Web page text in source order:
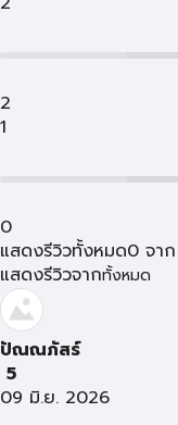
2
1
0
แสดงรีวิวทั้งหมด0 จาก
แสดงรีวิวจากทั้งหมด
ปัณณภัสร์
5
09 มิ.ย. 2026